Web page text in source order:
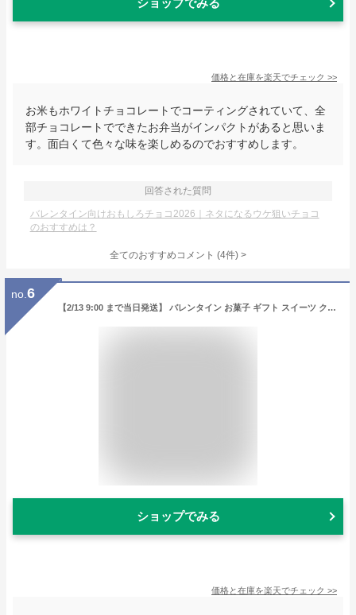
ショップでみる
価格と在庫を楽天でチェック >>
お米もホワイトチョコレートでコーティングされていて、全
部チョコレートでできたお弁当がインパクトがあると思いま
す。面白くて色々な味を楽しめるのでおすすめします。
回答された質問
バレンタイン向けおもしろチョコ2026｜ネタになるウケ狙いチョコ
のおすすめは？
全てのおすすめコメント (4件) >
no. 6
【2/13 9:00 まで当日発送】 バレンタイン お菓子 ギフト スイーツ クッキー プレゼント 個包装 食品 送料無料 食べ物 焼き菓子 洋菓子 プチギフト バターサンド 菓子折り おしゃれ 美味しい サンドクッキー メープルサンドクッキー 24個 12個 6個 贈り物 御祝
ショップでみる
価格と在庫を楽天でチェック >>